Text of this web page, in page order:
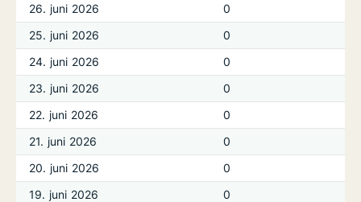
26. juni 2026
0
25. juni 2026
0
24. juni 2026
0
23. juni 2026
0
22. juni 2026
0
21. juni 2026
0
20. juni 2026
0
19. juni 2026
0